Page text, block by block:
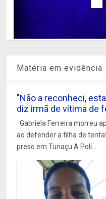
Matéria em evidência
"Não a reconheci,
diz irmã de vítima de
Gabriela Ferreira morreu
ao defender a filha de
preso em Turiaçu A Polí...